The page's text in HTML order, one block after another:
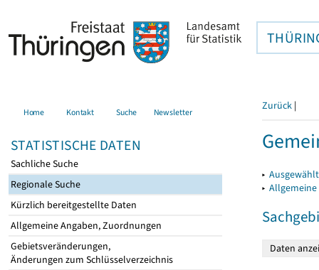
Home Kontakt Suche Newsletter
STATISTISCHE DATEN
Sachliche Suche
Regionale Suche
Kürzlich bereitgestellte Daten
Allgemeine Angaben, Zuordnungen
Gebietsveränderungen,
Änderungen zum Schlüsselverzeichnis
Zurück |
▸
▸